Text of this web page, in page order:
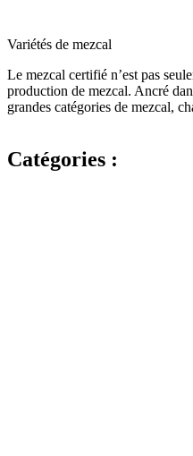
Variétés de mezcal
Le mezcal certifié n’est pas
production de mezcal. Ancré
grandes catégories de mezcal,
Catégories :